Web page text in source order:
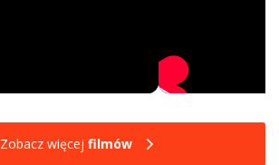
Zobacz więcej filmów